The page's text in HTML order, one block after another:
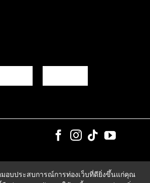
มอบประสบการณ์การท่องเว็บที่ดียิ่งขึ้นแก่คุณ